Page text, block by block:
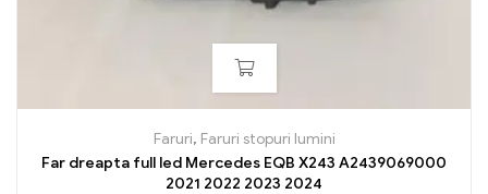
Faruri, Faruri stopuri lumini
Far dreapta full led Mercedes EQB X243 A2439069000
2021 2022 2023 2024